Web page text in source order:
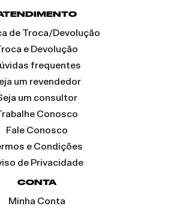
de Troca/Devolução
e Devolução
frequentes
um revendedor
um consultor
Conosco
Fale Conosco
e Condições
de Privacidade
CONTA
Minha Conta